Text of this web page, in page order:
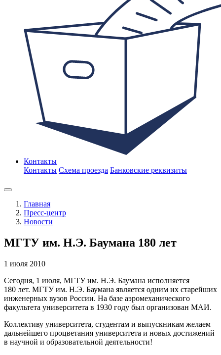
Контакты
Контакты Схема проезда Банковские реквизиты
Главная
Пресс-центр
Новости
МГТУ им. Н.Э. Баумана 180 лет
1 июля 2010
Сегодня, 1 июля, МГТУ им. Н.Э. Баумана исполняется
180 лет. МГТУ им. Н.Э. Баумана является одним их старейших
инженерных вузов России. На базе аэромеханического
факультета университета в 1930 году был организован МАИ.
Коллективу университета, студентам и выпускникам желаем
дальнейшего процветания университета и новых достижений
в научной и образовательной деятельности!